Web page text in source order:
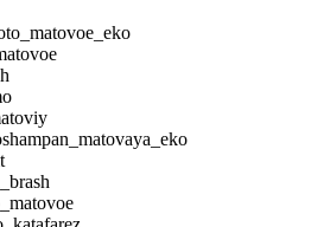
shampan_matovaya_eko